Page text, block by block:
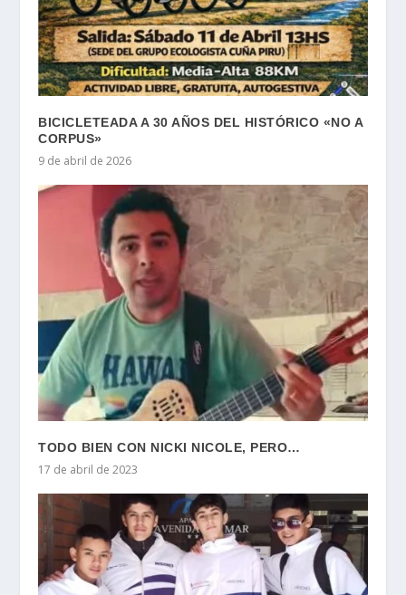
BICICLETEADA A 30 AÑOS DEL HISTÓRICO «NO A
CORPUS»
9 de abril de 2026
TODO BIEN CON NICKI NICOLE, PERO…
17 de abril de 2023